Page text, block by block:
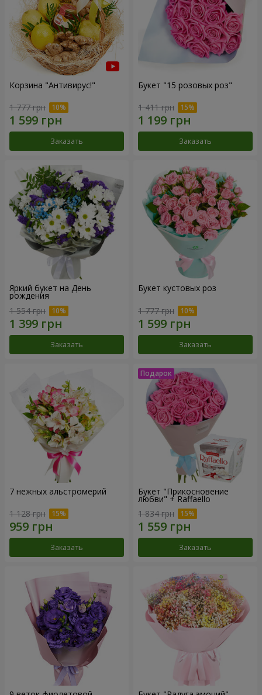
Корзина "Антивирус!"
1 777 грн
Заказать
Букет "15 розовых роз"
1 411 грн
Заказать
Яркий букет на День
рождения
1 554 грн
Заказать
Букет кустовых роз
1 777 грн
Заказать
7 нежных альстромерий
1 128 грн
Заказать
Букет "Прикосновение
любви" + Raffaello
1 834 грн
Заказать